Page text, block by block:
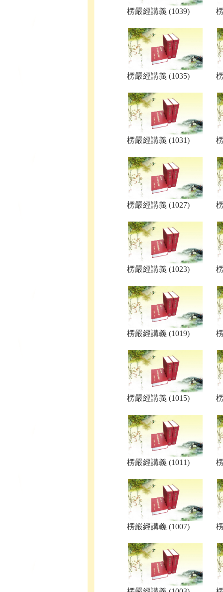
楞嚴經講義 (1039)
楞嚴經講義 (1035)
楞嚴經講義 (1031)
楞嚴經講義 (1027)
楞嚴經講義 (1023)
楞嚴經講義 (1019)
楞嚴經講義 (1015)
楞嚴經講義 (1011)
楞嚴經講義 (1007)